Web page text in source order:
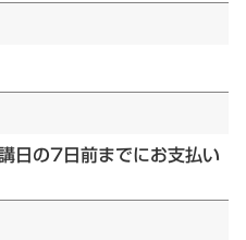
日の7日前までにお支払い